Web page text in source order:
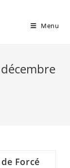
Menu
Forcé